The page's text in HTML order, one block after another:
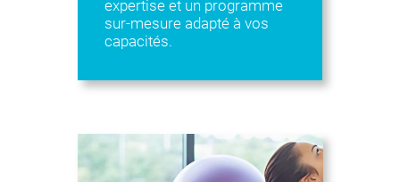
expertise et un programme
sur-mesure adapté à vos
capacités.